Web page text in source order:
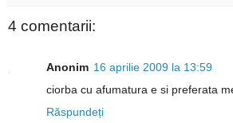
4 comentarii:
Anonim 16 aprilie 2009 la 13:59
ciorba cu afumatura e si preferata
Răspundeți